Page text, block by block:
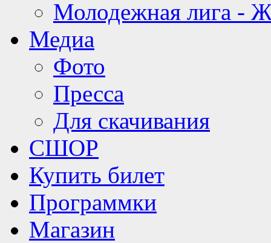
Молодежная лига -
Медиа
Фото
Пресса
Для скачивания
СШОР
Купить билет
Программки
Магазин